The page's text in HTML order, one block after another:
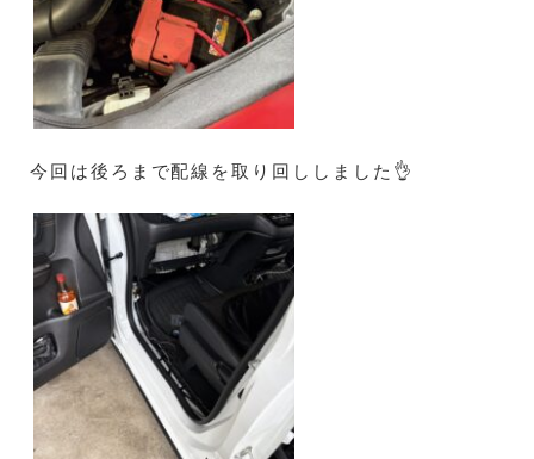
今回は後ろまで配線を取り回ししました👌